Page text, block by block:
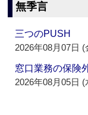
無季言
三つのPUSH
2026年08月07日 (
窓口業務の保険
2026年08月05日 (